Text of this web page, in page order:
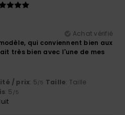
Achat vérifié
qui conviennent bien aux
très bien avec l'une de mes
/ prix: 5/5 Taille: Taille
: 5 /5